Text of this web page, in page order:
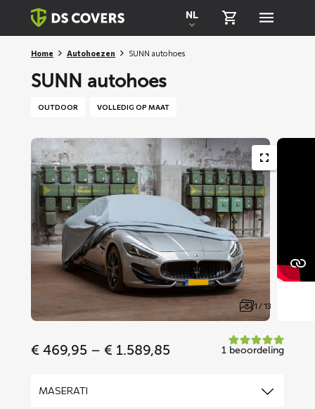
Skiplinks
NL
Home Autohoezen SUNN autohoes
SUNN autohoes
OUTDOOR VOLLEDIG OP MAAT
1 / 13
€ 469,95 – € 1.589,85Price
1 beoordeling